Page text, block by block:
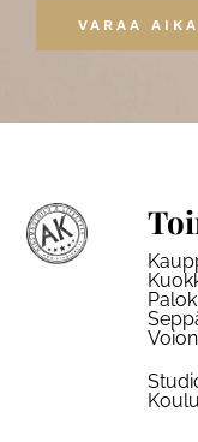
VARAA AIKA
Koulu